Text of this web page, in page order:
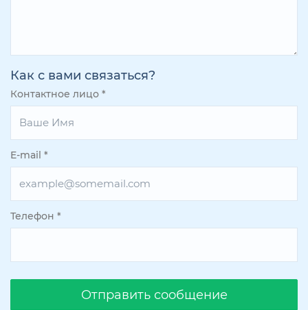
Как с вами связаться?
Контактное лицо *
E-mail *
Телефон *
Oтправить сообщение